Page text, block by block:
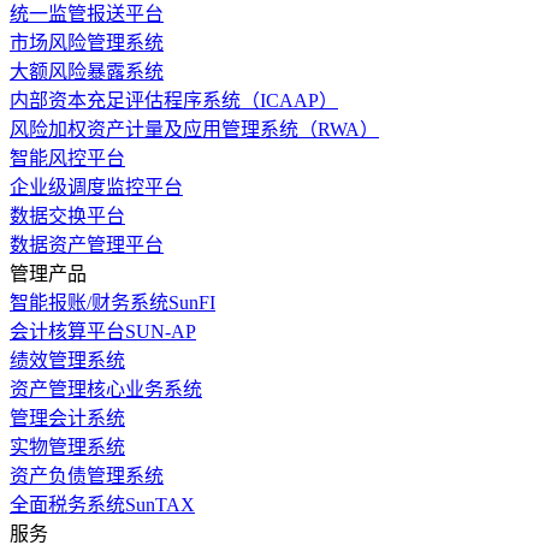
统一监管报送平台
市场风险管理系统
大额风险暴露系统
内部资本充足评估程序系统（ICAAP）
风险加权资产计量及应用管理系统（RWA）
智能风控平台
企业级调度监控平台
数据交换平台
数据资产管理平台
管理产品
智能报账/财务系统SunFI
会计核算平台SUN-AP
绩效管理系统
资产管理核心业务系统
管理会计系统
实物管理系统
资产负债管理系统
全面税务系统SunTAX
服务